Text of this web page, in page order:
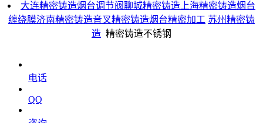
大连精密铸造烟台调节阀聊城精密铸造 上海精密铸造烟台
缠绕膜济南精密铸造音叉精密铸造烟台精密加工 苏州精密铸
造 精密铸造不锈钢
电话
QQ